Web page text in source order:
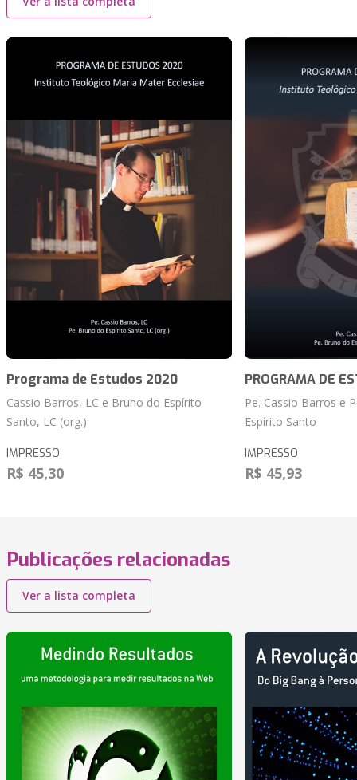
Programa de Estudos 2020
Cassio Barros, LC e Bruno do Espírito
Santo, LC (org.)
IMPRESSO
R$ 45,30
PROGRAMA DE
Pe. Cassio Barros e
Espírito Santo
IMPRESSO
R$ 45,93
Publicações relacionadas
Ver a lista completa